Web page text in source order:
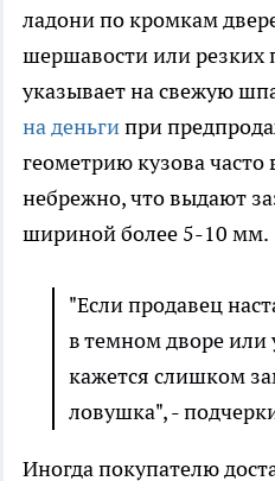
ладони по кромкам
шершавости или резких
указывает на свежую
на деньгипри
геометрию кузова часто
небрежно, что выдают
шириной более 5-10 мм.
"Если продавец
в темном дворе или
кажется слишком
ловушка", -
Иногда покупателю